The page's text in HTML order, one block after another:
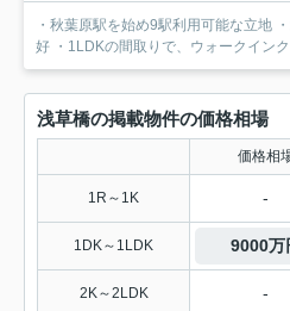
・秋葉原駅を始め9駅利用可能な立地
好 ・1LDKの間取りで、ウォークイン
浅草橋の掲載物件の価格相場
価格相
1R～1K -
1DK～1LDK 9000万
2K～2LDK -